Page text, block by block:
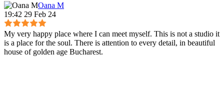
Oana M
19:42 29 Feb 24
My very happy place where I can meet myself. This is not a studio it
is a place for the soul. There is attention to every detail, in beautiful
house of golden age Bucharest.